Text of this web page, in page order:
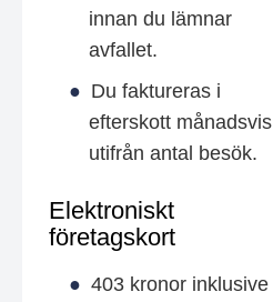
innan du lämnar
avfallet.
Du faktureras i
efterskott månadsvis
utifrån antal besök.
Elektroniskt
företagskort
403 kronor inklusive